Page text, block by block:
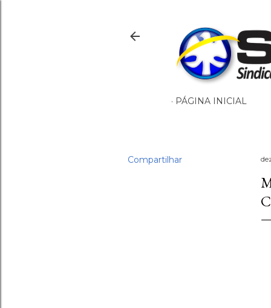
PÁGINA INICIAL
Compartilhar